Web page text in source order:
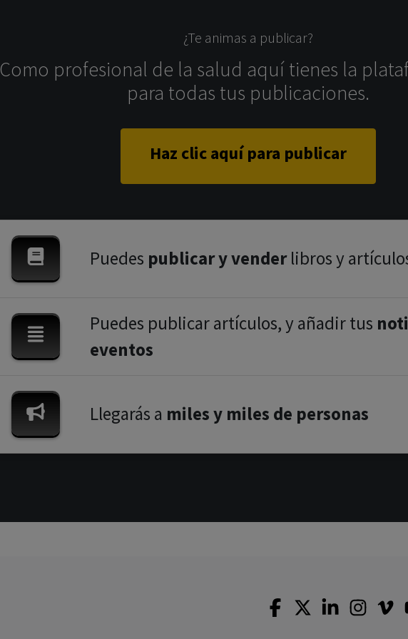
¿Te animas a publicar?
Como profesional de la salud aquí tienes la
para todas tus publicaciones.
Haz clic aquí para publicar
Puedes publicar y venderlibros y
Puedes publicar artículos, y añadir tus
eventos
Llegarás a miles y miles de personas